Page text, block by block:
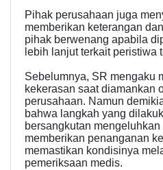
Pihak perusahaan juga
memberikan keterangan
pihak berwenang apabila
lebih lanjut terkait peristiwa
Sebelumnya, SR mengaku
kekerasan saat diamankan
perusahaan. Namun
bahwa langkah yang
bersangkutan
memberikan penanganan
memastikan kondisinya
pemeriksaan medis.